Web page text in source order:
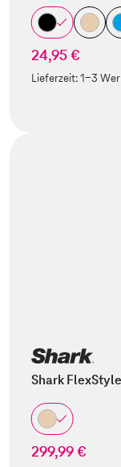
24,95 €
Lieferzeit:1-3
Shark
299,99 €